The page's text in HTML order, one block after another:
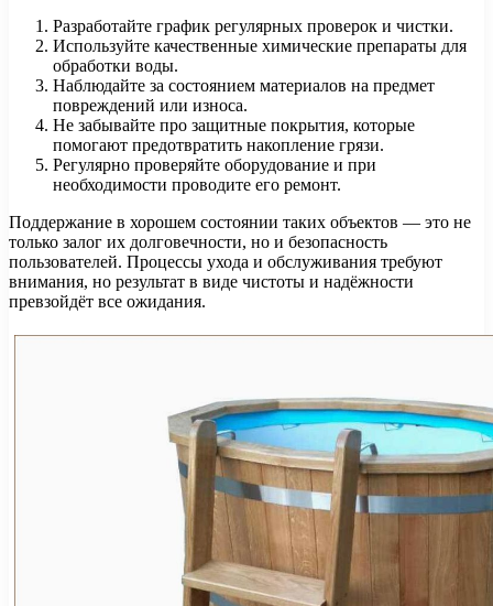
Разработайте график регулярных проверок и чистки.
Используйте качественные химические препараты для
обработки воды.
Наблюдайте за состоянием материалов на предмет
повреждений или износа.
Не забывайте про защитные покрытия, которые
помогают предотвратить накопление грязи.
Регулярно проверяйте оборудование и при
необходимости проводите его ремонт.
Поддержание в хорошем состоянии таких объектов — это не
только залог их долговечности, но и безопасность
пользователей. Процессы ухода и обслуживания требуют
внимания, но результат в виде чистоты и надёжности
превзойдёт все ожидания.